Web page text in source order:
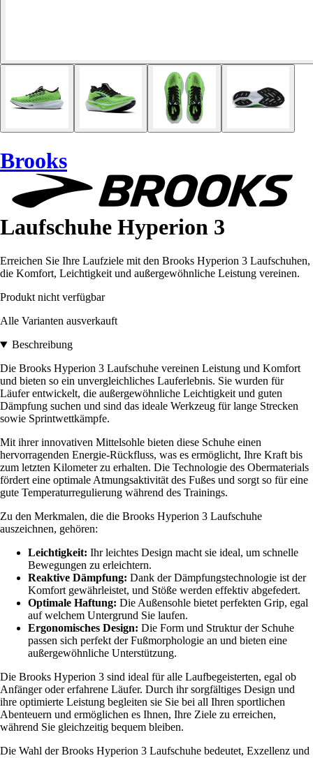
Brooks
Laufschuhe Hyperion 3
Erreichen Sie Ihre Laufziele mit den Brooks Hyperion 3 Laufschuhen,
die Komfort, Leichtigkeit und außergewöhnliche Leistung vereinen.
Produkt nicht verfügbar
Alle Varianten ausverkauft
Beschreibung
Die Brooks Hyperion 3 Laufschuhe vereinen Leistung und Komfort
und bieten so ein unvergleichliches Lauferlebnis. Sie wurden für
Läufer entwickelt, die außergewöhnliche Leichtigkeit und guten
Dämpfung suchen und sind das ideale Werkzeug für lange Strecken
sowie Sprintwettkämpfe.
Mit ihrer innovativen Mittelsohle bieten diese Schuhe einen
hervorragenden Energie-Rückfluss, was es ermöglicht, Ihre Kraft bis
zum letzten Kilometer zu erhalten. Die Technologie des Obermaterials
fördert eine optimale Atmungsaktivität des Fußes und sorgt so für eine
gute Temperaturregulierung während des Trainings.
Zu den Merkmalen, die die Brooks Hyperion 3 Laufschuhe
auszeichnen, gehören:
Leichtigkeit: Ihr leichtes Design macht sie ideal, um schnelle
Bewegungen zu erleichtern.
Reaktive Dämpfung: Dank der Dämpfungstechnologie ist der
Komfort gewährleistet, und Stöße werden effektiv abgefedert.
Optimale Haftung: Die Außensohle bietet perfekten Grip, egal
auf welchem Untergrund Sie laufen.
Ergonomisches Design: Die Form und Struktur der Schuhe
passen sich perfekt der Fußmorphologie an und bieten eine
außergewöhnliche Unterstützung.
Die Brooks Hyperion 3 sind ideal für alle Laufbegeisterten, egal ob
Anfänger oder erfahrene Läufer. Durch ihr sorgfältiges Design und
ihre optimierte Leistung begleiten sie Sie bei all Ihren sportlichen
Abenteuern und ermöglichen es Ihnen, Ihre Ziele zu erreichen,
während Sie gleichzeitig bequem bleiben.
Die Wahl der Brooks Hyperion 3 Laufschuhe bedeutet, Exzellenz und